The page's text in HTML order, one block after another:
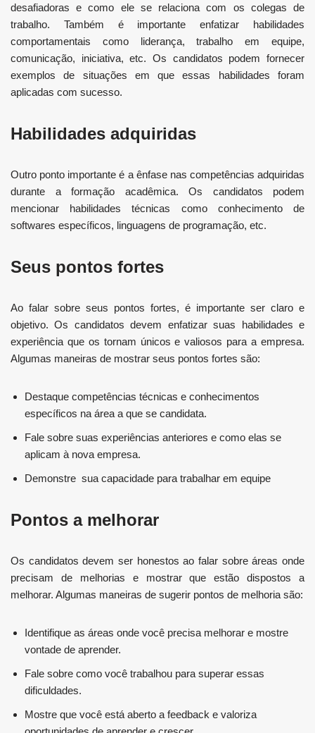
desafiadoras e como ele se relaciona com os colegas de
trabalho. Também é importante enfatizar habilidades
comportamentais como liderança, trabalho em equipe,
comunicação, iniciativa, etc. Os candidatos podem fornecer
exemplos de situações em que essas habilidades foram
aplicadas com sucesso.
Habilidades adquiridas
Outro ponto importante é a ênfase nas competências adquiridas
durante a formação acadêmica. Os candidatos podem
mencionar habilidades técnicas como conhecimento de
softwares específicos, linguagens de programação, etc.
Seus pontos fortes
Ao falar sobre seus pontos fortes, é importante ser claro e
objetivo. Os candidatos devem enfatizar suas habilidades e
experiência que os tornam únicos e valiosos para a empresa.
Algumas maneiras de mostrar seus pontos fortes são:
Destaque competências técnicas e conhecimentos
específicos na área a que se candidata.
Fale sobre suas experiências anteriores e como elas se
aplicam à nova empresa.
Demonstre sua capacidade para trabalhar em equipe
Pontos a melhorar
Os candidatos devem ser honestos ao falar sobre áreas onde
precisam de melhorias e mostrar que estão dispostos a
melhorar. Algumas maneiras de sugerir pontos de melhoria são:
Identifique as áreas onde você precisa melhorar e mostre
vontade de aprender.
Fale sobre como você trabalhou para superar essas
dificuldades.
Mostre que você está aberto a feedback e valoriza